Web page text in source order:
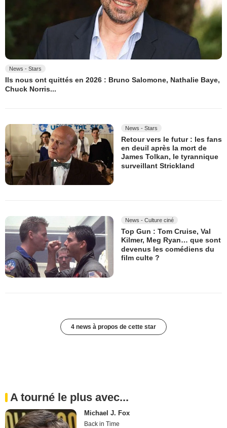
News - Stars
Ils nous ont quittés en 2026 : Bruno Salomone, Nathalie Baye,
Chuck Norris...
News - Stars
Retour vers le futur : les fans
en deuil après la mort de
James Tolkan, le tyrannique
surveillant Strickland
News - Culture ciné
Top Gun : Tom Cruise, Val
Kilmer, Meg Ryan… que sont
devenus les comédiens du
film culte ?
4 news à propos de cette star
A tourné le plus avec...
Michael J. Fox
Back in Time